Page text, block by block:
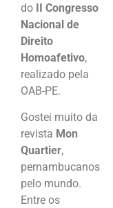
do II Congresso
Nacional de
Direito
Homoafetivo,
realizado pela
OAB-PE.
Gostei muito da
revista Mon
Quartier,
pernambucanos
pelo mundo.
Entre os